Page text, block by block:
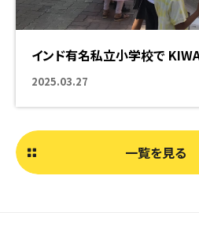
インド有名私立小学校で
2025.03.27
一覧を見る